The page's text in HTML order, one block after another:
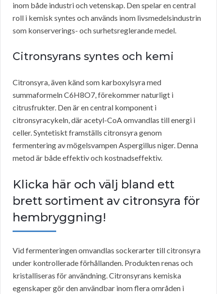
inom både industri och vetenskap. Den spelar en central
roll i kemisk syntes och används inom livsmedelsindustrin
som konserverings- och surhetsreglerande medel.
Citronsyrans syntes och kemi
Citronsyra, även känd som karboxylsyra med
summaformeln C6H8O7, förekommer naturligt i
citrusfrukter. Den är en central komponent i
citronsyracykeln, där acetyl-CoA omvandlas till energi i
celler. Syntetiskt framställs citronsyra genom
fermentering av mögelsvampen Aspergillus niger. Denna
metod är både effektiv och kostnadseffektiv.
Klicka här och välj bland ett
brett sortiment av citronsyra för
hembryggning!
Vid fermenteringen omvandlas sockerarter till citronsyra
under kontrollerade förhållanden. Produkten renas och
kristalliseras för användning. Citronsyrans kemiska
egenskaper gör den användbar inom flera områden i